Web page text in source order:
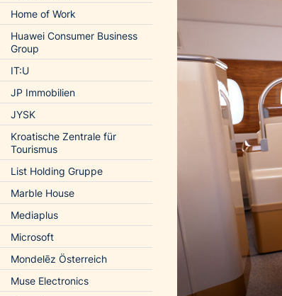
Home of Work
Huawei Consumer Business
Group
IT:U
JP Immobilien
JYSK
Kroatische Zentrale für
Tourismus
List Holding Gruppe
Marble House
Mediaplus
Microsoft
Mondelēz Österreich
Muse Electronics